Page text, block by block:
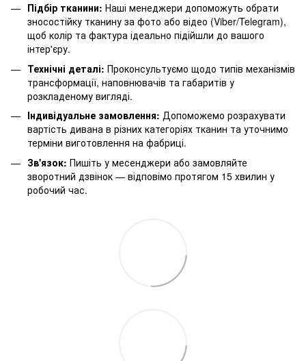
Підбір тканини: Наші менеджери допоможуть обрати
зносостійку тканину за фото або відео (Viber/Telegram),
щоб колір та фактура ідеально підійшли до вашого
інтер'єру.
Технічні деталі: Проконсультуємо щодо типів механізмів
трансформації, наповнювачів та габаритів у
розкладеному вигляді.
Індивідуальне замовлення: Допоможемо розрахувати
вартість дивана в різних категоріях тканин та уточнимо
терміни виготовлення на фабриці.
Зв'язок: Пишіть у месенджери або замовляйте
зворотний дзвінок — відповімо протягом 15 хвилин у
робочий час.